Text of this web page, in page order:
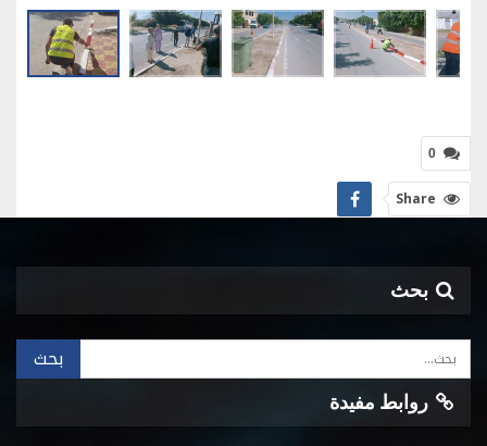
0
Share
بحث
روابط مفيدة